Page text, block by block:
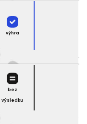
výhra
bez
výsledku